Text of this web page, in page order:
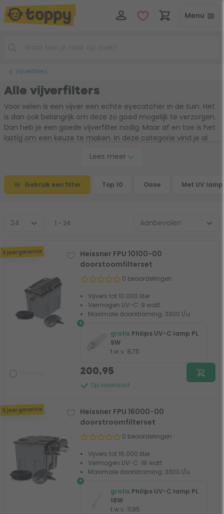
Menu
Vijverfilters
Alle vijverfilters
Voor velen is een vijver een echte eyecatcher in de tuin. Het
is dan ook belangrijk om deze zo goed mogelijk te verzorgen.
Dan heb je een goede vijverfilter nodig. Maar af en toe is het
lastig om een keuze te maken. In deze categorie vind je al
vijverfilters met elkaar en maak je de juiste keuze voor jouw
Lees meer
Gebruik een filter Top 10 Oase Met UV lamp
1 - 24
5 jaar garantie
Heissner FPU 10100-00
doorstoomfilterset
0 beoordelingen
Vijvers tot 10.000 liter
Vermogen UV-C: 9 watt
Maximale doorstroming: 3300 l/u
+
gratis Philips UV-C lamp PL
9W
t.w.v. 8,75
Op voorraad
200,95
5 jaar garantie
Heissner FPU 16000-00
doorstroomfilterset
0 beoordelingen
Vijvers tot 16.000 liter
Vermogen UV-C: 18 watt
Maximale doorstroming: 3300 l/u
+
gratis Philips UV-C lamp PL
18W
t.w.v. 11,95